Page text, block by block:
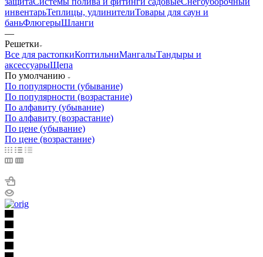
инвентарьТеплицы, удлинителиТовары для саун и
баньФлюгерыШланги
—
Решетки
Все для растопкиКоптильниМангалыТандыры и
аксессуарыЩепа
По умолчанию
По популярности (убывание)
По популярности (возрастание)
По алфавиту (убывание)
По алфавиту (возрастание)
По цене (убывание)
По цене (возрастание)